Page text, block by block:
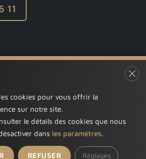
vous présenter notre dernier projet de
également une intégration harmonieuse
11
réservés.
légales
pour plus d’informations. Ce site a été
MULTIMED SOLUTIONS située à
cookies pour vous offrir la
sur notre site.
le détails des cookies que nous
dans les paramètres.
REFUSER Réglages